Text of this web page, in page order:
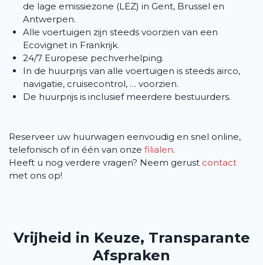
de lage emissiezone (LEZ) in Gent, Brussel en
Antwerpen.
Alle voertuigen zijn steeds voorzien van een
Ecovignet in Frankrijk.
24/7 Europese pechverhelping.
In de huurprijs van alle voertuigen is steeds airco,
navigatie, cruisecontrol, … voorzien.
De huurprijs is inclusief meerdere bestuurders.
Reserveer uw huurwagen eenvoudig en snel online,
telefonisch of in één van onze filialen.
Heeft u nog verdere vragen? Neem gerust contact
met ons op!
Vrijheid in Keuze, Transparante
Afspraken